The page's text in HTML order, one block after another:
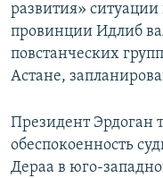
развития»
провинции Идлиб
повстанческих
Астане,
Президент Эрдоган
обеспокоенность
Дераа в юго-